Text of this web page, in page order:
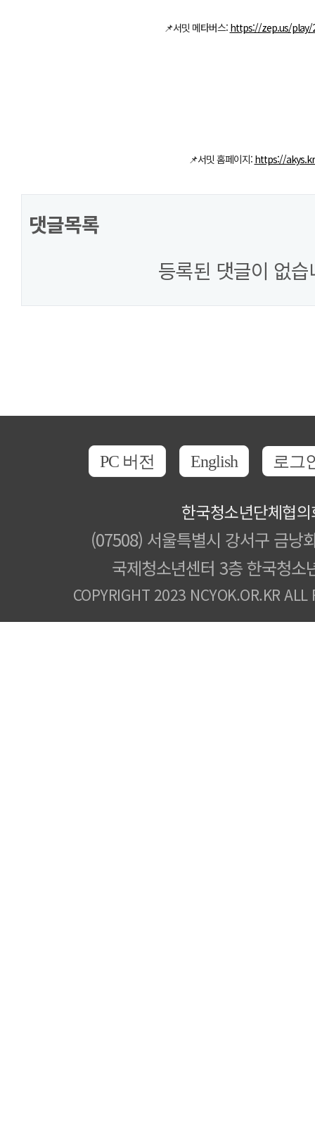
📌서밋 메타버스: https://zep.us/play/
📌서밋 홈페이지: https://
댓글목록
등록된 댓글이 없습
PC 버전 English 로그
한국청소년단체협
(07508) 서울특별시 강서구 금낭
국제청소년센터 3층 한국청소
COPYRIGHT 2023 NCYOK.OR.KR ALL